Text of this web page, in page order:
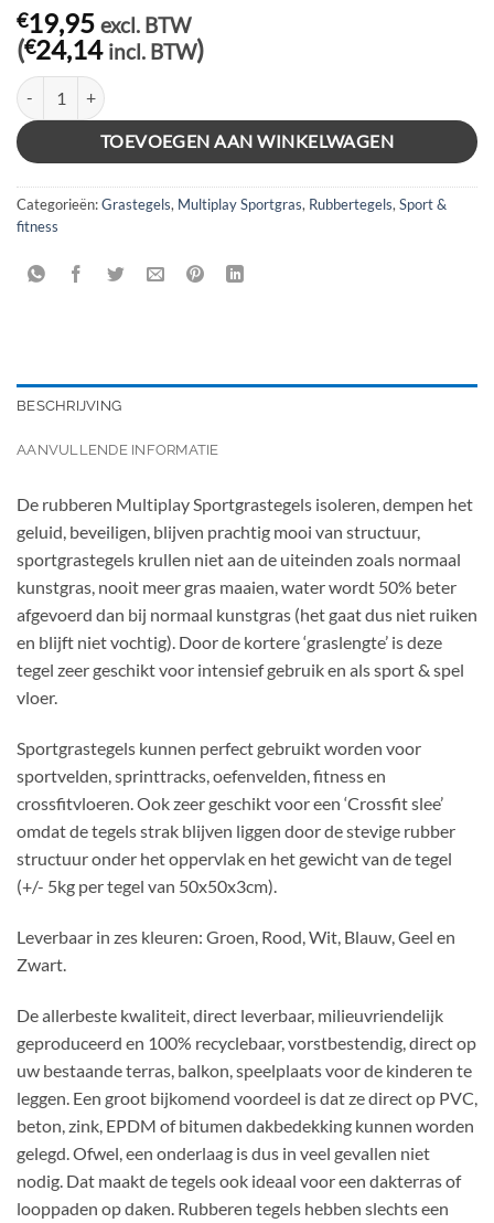
€19,95 excl. BTW
(€24,14 incl. BTW)
Multi S/PG 50x50x3 cm – Groen aantal
TOEVOEGEN AAN WINKELWAGEN
Categorieën:Grastegels, Multiplay Sportgras, Rubbertegels, Sport &
fitness
BESCHRIJVING
AANVULLENDE INFORMATIE
De rubberen Multiplay Sportgrastegels isoleren, dempen het
geluid, beveiligen, blijven prachtig mooi van structuur,
sportgrastegels krullen niet aan de uiteinden zoals normaal
kunstgras, nooit meer gras maaien, water wordt 50% beter
afgevoerd dan bij normaal kunstgras (het gaat dus niet ruiken
en blijft niet vochtig). Door de kortere ‘graslengte’ is deze
tegel zeer geschikt voor intensief gebruik en als sport & spel
vloer.
Sportgrastegels kunnen perfect gebruikt worden voor
sportvelden, sprinttracks, oefenvelden, fitness en
crossfitvloeren. Ook zeer geschikt voor een ‘Crossfit slee’
omdat de tegels strak blijven liggen door de stevige rubber
structuur onder het oppervlak en het gewicht van de tegel
(+/- 5kg per tegel van 50x50x3cm).
Leverbaar in zes kleuren: Groen, Rood, Wit, Blauw, Geel en
Zwart.
De allerbeste kwaliteit, direct leverbaar, milieuvriendelijk
geproduceerd en 100% recyclebaar, vorstbestendig, direct op
uw bestaande terras, balkon, speelplaats voor de kinderen te
leggen. Een groot bijkomend voordeel is dat ze direct op PVC,
beton, zink, EPDM of bitumen dakbedekking kunnen worden
gelegd. Ofwel, een onderlaag is dus in veel gevallen niet
nodig. Dat maakt de tegels ook ideaal voor een dakterras of
looppaden op daken. Rubberen tegels hebben slechts een